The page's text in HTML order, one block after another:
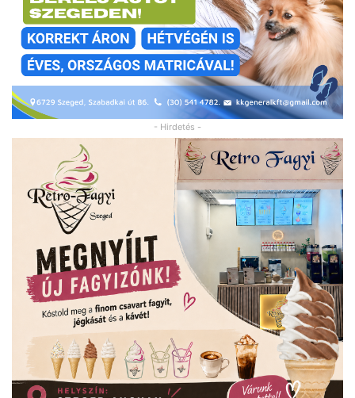
- Hirdetés -